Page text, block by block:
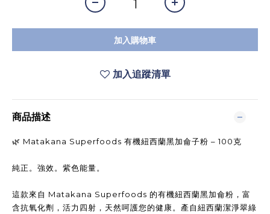
加入購物車
加入追蹤清單
商品描述
🌿 Matakana Superfoods 有機紐西蘭黑加侖子粉 – 100克
純正。強效。紫色能量。
這款來自 Matakana Superfoods 的有機紐西蘭黑加侖粉，富
含抗氧化劑，活力​​四射，天然呵護您的健康。產自紐西蘭潔淨翠綠